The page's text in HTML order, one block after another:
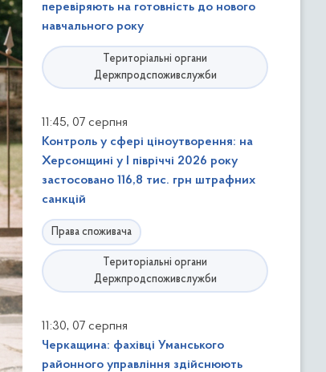
перевіряють на готовність до нового
навчального року
Територіальні органи
Держпродспоживслужби
11:45, 07 серпня
Контроль у сфері ціноутворення: на
Херсонщині у І півріччі 2026 року
застосовано 116,8 тис. грн штрафних
санкцій
Права споживача
Територіальні органи
Держпродспоживслужби
11:30, 07 серпня
Черкащина: фахівці Уманського
районного управління здійснюють